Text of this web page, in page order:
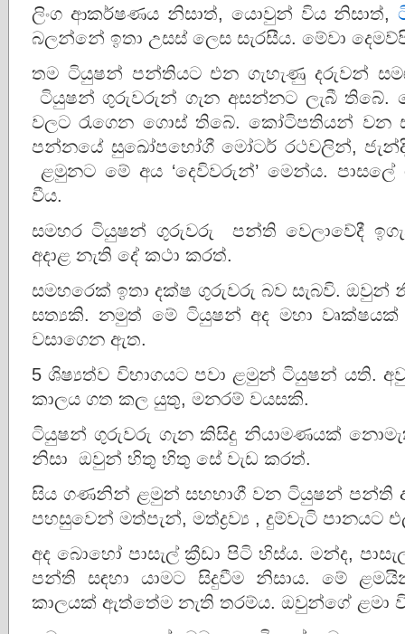
ලිංග ආකර්ෂණය නිසාත්, යොවුන් විය නිසාත්,
බලන්නේ ඉතා උසස් ලෙස සැරසීය. මේවා
තම ටියුෂන් පන්තියට එන ගැහැණු දරුවන්
ටියුෂන් ගුරුවරුන් ගැන අසන්නට ලැබී තිබේ.
වලට රැගෙන ගොස් තිබේ. කෝටිපතියන්
පන්නයේ සුඛෝපභෝගී මෝටර් රථවලින්,
ළමුනට මේ අය ‘දෙවිවරුන්’ මෙන්ය.
වීය.
සමහර ටියුෂන් ගුරුවරු පන්ති වෙලාවේදී
අදාළ නැති දේ කථා කරත්.
සමහරෙක් ඉතා දක්ෂ ගුරුවරු බව සැබවි. ඔවුන්
සත්‍යකි. නමුත් මේ ටියුෂන් අද මහා වෘක්ෂයක්
වසාගෙන ඇත.
5 ශිෂ්‍යත්ව විභාගයට පවා ළමුන් ටියුෂන් යති.
කාලය ගත කල යුතු, මනරම් වයසකි.
ටියුෂන් ගුරුවරු ගැන කිසිදු නියාමණයක්
නිසා ඔවුන් හිතු හිතු සේ වැඩ කරත්.
සිය ගණනින් ළමුන් සහභාගී වන ටියුෂන් පන්ති
පහසුවෙන් මත්පැන්, මත්ද්‍රව්‍ය , දුම්වැටි පානයට
අද බොහෝ පාසැල් ක්‍රීඩා පිටි හිස්ය. මන්ද,
පන්ති සඳහා යාමට සිදුවීම නිසාය. මේ
කාලයක් ඇත්තේම නැති තරම්ය. ඔවුන්ගේ ළමා